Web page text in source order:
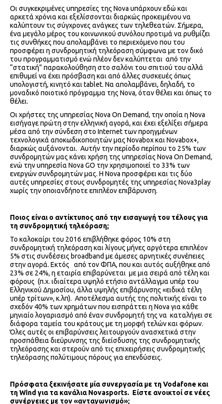
Οι συγκεκριμένες υπηρεσίες της Nova υπάρχουν εδώ και
αρκετά χρόνια και εξελίσσονται διαρκώς προκειμένου να
καλύπτουν τις σύγχρονες ανάγκες των τηλεθεατών. Σήμερα,
ένα μεγάλο μέρος του κοινωνικού συνόλου προτιμά να ρυθμίζει
τις συνθήκες που απολαμβάνει το περιεχόμενο που του
προσφέρει η συνδρομητική τηλεόραση σύμφωνα με τον δικό
του προγραμματισμό ενώ πλέον δεν καλύπτεται από την
“στατική” παρακολούθηση στο σαλόνι του σπιτιού του αλλά
επιθυμεί να έχει πρόσβαση και από άλλες συσκευές όπως
υπολογιστή, κινητό και tablet. Να απολαμβάνει, δηλαδή, το
μοναδικό ποιοτικό πρόγραμμα της Nova, όταν θέλει και όπως το
θέλει.
Οι χρήστες της υπηρεσίας Nova On Demand, την οποία η Nova
εισήγαγε πρώτη στην ελληνική αγορά, και έχει εξελίξει σήμερα
μέσα από την σύνδεση στο Internet των προηγμένων
τεχνολογικά αποκωδικοποιητών μας Novabox και Novabox+,
διαρκώς αυξάνονται. Αυτήν την περίοδο περίπου το 25% των
συνδρομητών μας κάνει χρήση της υπηρεσίας Nova On Demand,
ενώ την υπηρεσία Nova GO την χρησιμοποιεί το 33% των
ενεργών συνδρομητών μας. Η Nova προσφέρει και τις δύο
αυτές υπηρεσίες στους συνδρομητές της υπηρεσίας Nova3play
χωρίς την οποιανδήποτε επιπλέον επιβάρυνση.
Ποιος είναι ο αντίκτυπος από την εισαγωγή του τέλους για
τη συνδρομητική τηλεόραση;
Το καλοκαίρι του 2016 επιβλήθηκε φόρος 10% στη
συνδρομητική τηλεόραση και λίγους μήνες αργότερα επιπλέον
5% στις συνδέσεις broadband με άμεσες αρνητικές συνέπειες
στην αγορά. Εκτός από τον ΦΠΑ, που και αυτός αυξήθηκε από
23% σε 24%, η εταιρία επιβαρύνεται με μια σειρά από τέλη και
φόρους (π.χ. ιδιαίτερα υψηλό ετήσιο αντάλλαγμα υπέρ του
Ελληνικού Δημοσίου, άλλα υψηλής επιβάρυνσης «ειδικά τέλη
υπέρ τρίτων», κ.λπ). Αποτέλεσμα αυτής της πολιτικής είναι το
σχεδόν 40% των χρημάτων που εισπράττει η Nova για κάθε
μηνιαίο λογαριασμό από έναν συνδρομητή της να καταλήγει σε
διάφορα ταμεία του κράτους με τη μορφή τελών και φόρων.
Όλες αυτές οι επιβαρύνσεις λειτουργούν ανασχετικά στην
προσπάθεια διεύρυνσης της διείσδυσης της συνδρομητικής
τηλεόρασης και στερούν από τις επιχειρήσεις συνδρομητικής
τηλεόρασης πολύτιμους πόρους για επενδύσεις.
Πρόσφατα ξεκινήσατε μία συνεργασία με τηVodafone και
τηWind για τα κανάλια Novasports. Είστε ανοικτοί σε νέες
συνέργειες με τον «ανταγωνισμό»;